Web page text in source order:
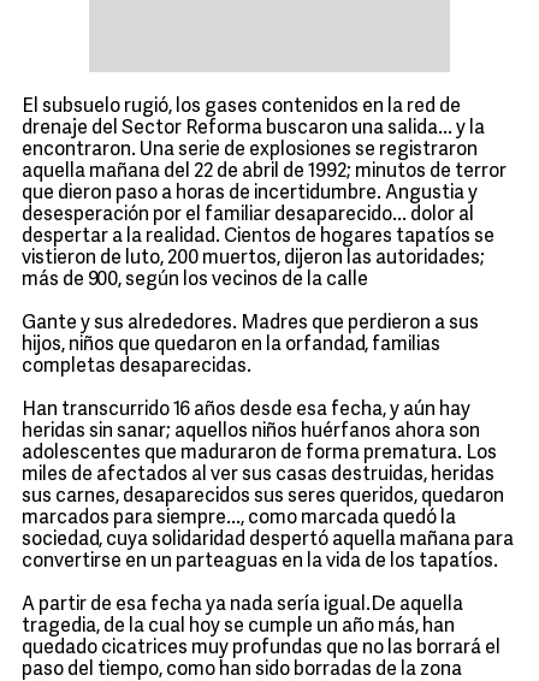
El subsuelo rugió, los gases contenidos en la red de
drenaje del Sector Reforma buscaron una salida... y la
encontraron. Una serie de explosiones se registraron
aquella mañana del 22 de abril de 1992; minutos de terror
que dieron paso a horas de incertidumbre. Angustia y
desesperación por el familiar desaparecido... dolor al
despertar a la realidad. Cientos de hogares tapatíos se
vistieron de luto, 200 muertos, dijeron las autoridades;
más de 900, según los vecinos de la calle
Gante y sus alrededores. Madres que perdieron a sus
hijos, niños que quedaron en la orfandad, familias
completas desaparecidas.
Han transcurrido 16 años desde esa fecha, y aún hay
heridas sin sanar; aquellos niños huérfanos ahora son
adolescentes que maduraron de forma prematura. Los
miles de afectados al ver sus casas destruidas, heridas
sus carnes, desaparecidos sus seres queridos, quedaron
marcados para siempre..., como marcada quedó la
sociedad, cuya solidaridad despertó aquella mañana para
convertirse en un parteaguas en la vida de los tapatíos.
A partir de esa fecha ya nada sería igual.De aquella
tragedia, de la cual hoy se cumple un año más, han
quedado cicatrices muy profundas que no las borrará el
paso del tiempo, como han sido borradas de la zona